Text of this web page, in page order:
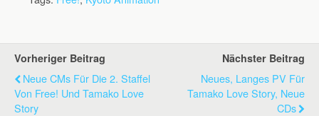
Vorheriger Beitrag
Neue CMs Für Die 2. Staffel
Von Free! Und Tamako Love
Story
Nächster Beitrag
Neues, Langes PV Für
Tamako Love Story, Neue
CDs